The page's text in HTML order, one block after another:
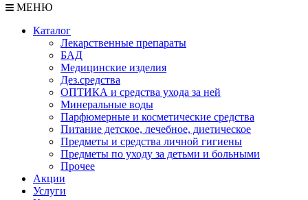
МЕНЮ
Каталог
Лекарственные препараты
БАД
Медицинские изделия
Дез.средства
ОПТИКА и средства ухода за ней
Минеральные воды
Парфюмерные и косметические средства
Питание детское, лечебное, диетическое
Предметы и средства личной гигиены
Предметы по уходу за детьми и больными
Прочее
Акции
Услуги